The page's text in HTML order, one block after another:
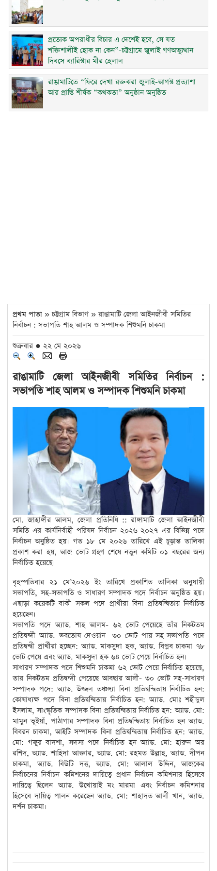
প্রত্যেক অপরাধীর বিচার এ দেশেই হবে, সে যত
শক্তিশালীই হোক না কেন”-চট্টগ্রামে জুলাই গণঅভ্যুত্থান
দিবসে ব্যারিস্টার মীর হেলাল
রাঙামাটিতে “ফিরে দেখা রক্তঝরা জুলাই-আগস্ট প্রত্যাশা
আর প্রাপ্তি শীর্ষক “কথকতা” অনুষ্ঠান অনুষ্ঠিত
প্রথম পাতা » চট্টগ্রাম বিভাগ » রাঙামাটি জেলা আইনজীবী সমিতির
নির্বাচন : সভাপতি শাহ আলম ও সম্পাদক শিশুমনি চাকমা
শুক্রবার ● ২২ মে ২০২৬
রাঙামাটি জেলা আইনজীবী সমিতির নির্বাচন :
সভাপতি শাহ আলম ও সম্পাদক শিশুমনি চাকমা
মো. জাহাঙ্গীর আলম, জেলা প্রতিনিধি :: রাঙ্গামাটি জেলা আইনজীবী
সমিতি এর কার্যনির্বাহী পরিষদ নির্বাচন ২০২৬-২০২৭ এর বিভিন্ন পদে
নির্বাচন অনুষ্ঠিত হয়। গত ১৮ মে ২০২৬ তারিখে এই চূড়ান্ত তালিকা
প্রকাশ করা হয়, আজ ভোট গ্রহণ শেষে নতুন কমিটি ০১ বছরের জন্য
নির্বাচিত হয়েছে।
বৃহস্পতিবার ২১ মে’২০২৬ ইং তারিখে প্রকাশিত তালিকা অনুযায়ী
সভাপতি, সহ-সভাপতি ও সাধারণ সম্পাদক পদে নির্বাচন অনুষ্ঠিত হয়।
এছাড়া কয়েকটি বাকী সকল পদে প্রার্থীরা বিনা প্রতিদ্বন্দ্বিতায় নির্বাচিত
হয়েছেন।
সভাপতি পদে অ্যাড. শাহ আলম- ৬২ ভোট পেয়েছে তাঁর নিকটতম
প্রতিদ্বন্দী অ্যাড. ভবতোষ দেওয়ান- ৩০ ভোট পায় সহ-সভাপতি পদে
প্রতিদ্বন্দ্বী প্রার্থীরা হচ্ছেন: অ্যাড. মাকসুদা হক, অ্যাড. বিপ্লব চাকমা ৭৮
ভোট পেয়ে এবং অ্যাড. মাকসুদা হক ৬৪ ভোট পেয়ে নির্বাচিত হন।
সাধারণ সম্পাদক পদে শিশুমনি চাকমা ৬২ ভোট পেয়ে নির্বাচিত হয়েছে,
তার নিকটতম প্রতিদ্বন্দী পেয়েছে আবছার আলী- ৩০ ভোট সহ-সাধারণ
সম্পাদক পদে: অ্যাড. উজ্জল তঞ্চঙ্গ্যা বিনা প্রতিদ্বন্দ্বিতায় নির্বাচিত হন:
কোষাধ্যক্ষ পদে বিনা প্রতিদ্বন্দ্বিতায় নির্বাচিত হন: অ্যাড. মোঃ শহীদুল
ইসলাম, সাংস্কৃতিক সম্পাদক বিনা প্রতিদ্বন্দ্বিতায় নির্বাচিত হন: অ্যাড. মো:
মামুন ভূইয়াঁ, পাঠাগার সম্পাদক বিনা প্রতিদ্বন্দ্বিতায় নির্বাচিত হন অ্যাড.
বিবরন চাকমা, আইটি সম্পাদক বিনা প্রতিদ্বন্দ্বিতায় নির্বাচিত হন: অ্যাড.
মো: গফুর বাদশা, সদস্য পদে নির্বাচিত হন অ্যাড. মো: হারুন অর
রশিদ, অ্যাড. শাহিদা আক্তার, অ্যাড. মো: রহমত উল্লাহ, অ্যাড. দীপন
চাকমা, অ্যাড. বিউটি দত্ত, অ্যাড. মো: আলাল উদ্দিন, আজকের
নির্বাচনের নির্বাচন কমিশনের দায়িত্বে প্রধান নির্বাচন কমিশনার হিসেবে
দায়িত্বে ছিলেন অ্যাড. উথোয়াই মং মারমা এবং নির্বাচন কমিশনার
হিসেবে দায়িত্ব পালন করেছেন অ্যাড. মো: শাহাদত আলী খান, অ্যাড.
দর্শন চাকমা।